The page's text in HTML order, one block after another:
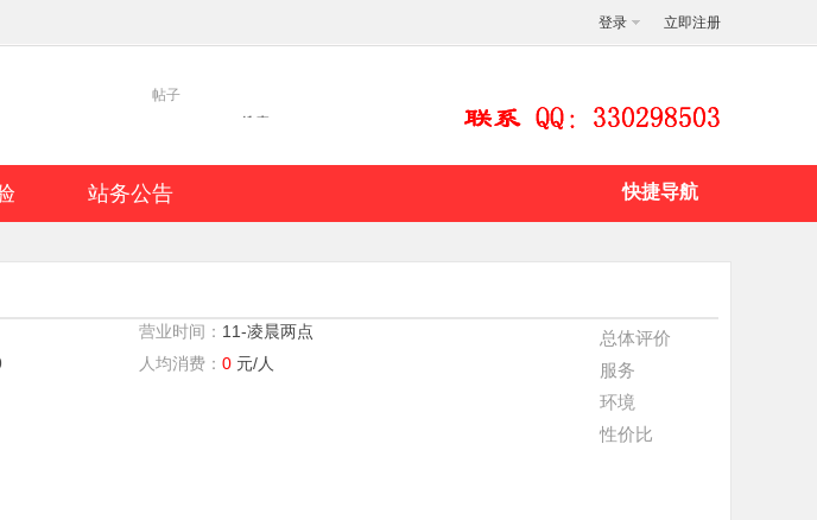
登录 立即注册
帖子
站务公告 快捷导航
总体评价
服务
环境
性价比
营业时间： 11-凌晨两点
人均消费： 0 元/人